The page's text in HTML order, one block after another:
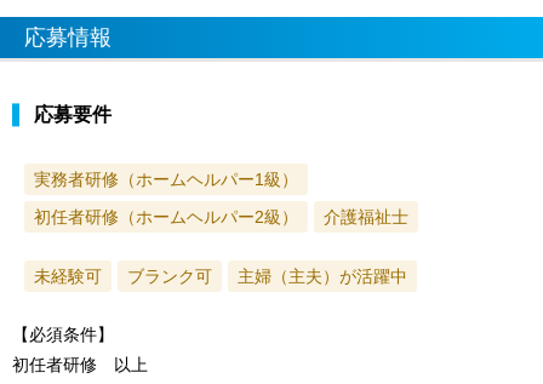
応募情報
応募要件
実務者研修（ホームヘルパー1級）
初任者研修（ホームヘルパー2級）
介護福祉士
未経験可 ブランク可 主婦（主夫）が活躍中
【必須条件】
初任者研修 以上